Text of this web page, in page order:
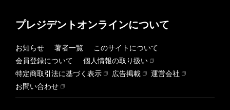
プレジデントオンラインについて
お知らせ 著者一覧
このサイトについて
会員登録について
個人情報の取り扱い
特定商取引法に基づく表示
広告掲載
運営会社
お問い合わせ